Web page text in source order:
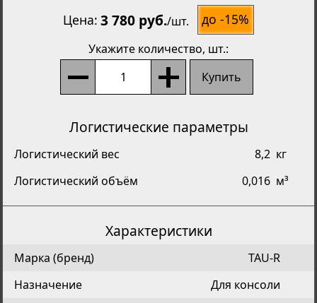
Цена 3 780 руб./шт. до -15%
Укажите количество, шт.:
Купить
Логистические параметры
Логистический вес 8,2 кг
Логистический объём
0,016 м³
Характеристики
Марка (бренд)
TAU-R
Назначение
Для консоли